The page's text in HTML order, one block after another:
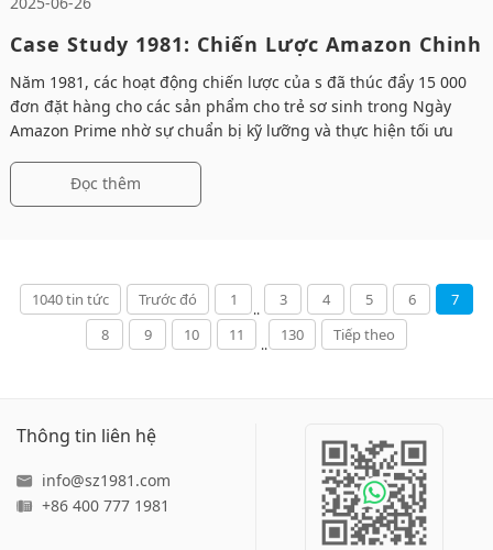
Case Study 1981: Chiến Lược Amazon Chinh
Phục Thị Trường Mẹ & Bé
Năm 1981, các hoạt động chiến lược của s đã thúc đẩy 15 000
đơn đặt hàng cho các sản phẩm cho trẻ sơ sinh trong Ngày
Amazon Prime nhờ sự chuẩn bị kỹ lưỡng và thực hiện tối ưu
Đọc thêm
1040 tin tức Trước đó 1
..
3 4 5 6
7
8
9 10 11
..
130 Tiếp theo
Thông tin liên hệ
info@sz1981.com
+86 400 777 1981